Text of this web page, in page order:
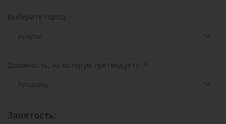
Выберите город:
Должность, на которую претендуете:
Занятость: